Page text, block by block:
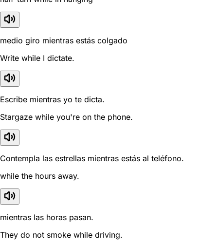
medio giro mientras estás colgado
Write while I dictate.
Escribe mientras yo te dicta.
Stargaze while you're on the phone.
Contempla las estrellas mientras estás al teléfono.
while the hours away.
mientras las horas pasan.
They do not smoke while driving.